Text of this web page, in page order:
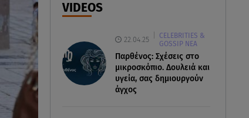
διάσωση 15χρονης από
δύσβατο φαράγγι
06.08.26 , 19:44
Πότε δεν επιβάλλεται φόρος
κληρονομιάς σε τραπεζικές
καταθέσεις
VIDEOS
22.04.25
CELEBRITIES &
GOSSIP ΝΕΑ
Παρθένος: Σχέσεις στο
μικροσκόπιο. Δουλειά και
υγεία, σας δημιουργούν
άγχος